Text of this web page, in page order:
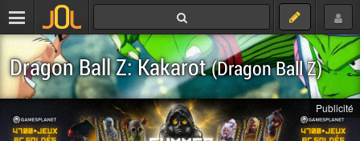
Dragon Ball Z: Kakarot(Dragon Ball Z)
Télécharger Publicité